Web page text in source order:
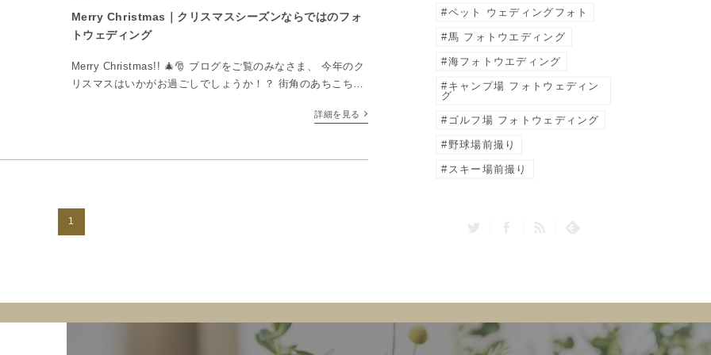
Merry Christmas｜クリスマスシーズンならではのフォ
トウェディング
Merry Christmas!! 🎄🎅 ブログをご覧のみなさま、 今年のク
リスマスはいかがお過ごしでしょうか！？ 街角のあちこちに
詳細を見る
1
ペット ウェディングフォト
馬 フォトウエディング
海フォトウエディング
キャンプ場 フォトウェディン
グ
ゴルフ場 フォトウェディング
野球場前撮り
スキー場前撮り